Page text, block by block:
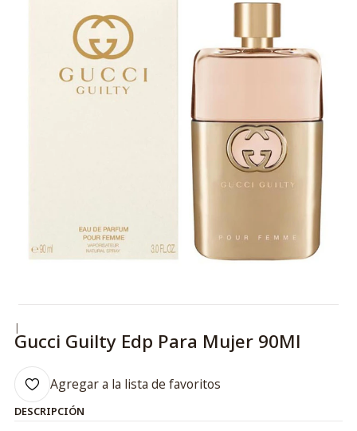
|
Gucci Guilty Edp Para Mujer 90Ml
Agregar a la lista de favoritos
DESCRIPCIÓN